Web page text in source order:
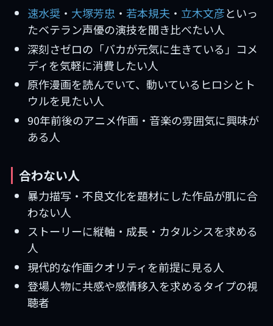
速水奨・ 大塚芳忠・ 若本規夫 ・ 立木文彦といっ
たベテラン声優の演技を聞き比べたい人
深刻さゼロの「バカが元気に生きている」コメ
ディを気軽に消費したい人
原作漫画を読んでいて、動いているヒロシとト
ウルを見たい人
90年前後のアニメ作画・音楽の雰囲気に興味が
ある人
合わない人
暴力描写・不良文化を題材にした作品が肌に合
わない人
ストーリーに縦軸・成長・カタルシスを求める
人
現代的な作画クオリティを前提に見る人
登場人物に共感や感情移入を求めるタイプの視
聴者